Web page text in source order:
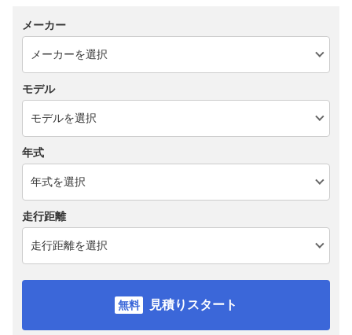
メーカー
モデル
年式
走行距離
見積りスタート